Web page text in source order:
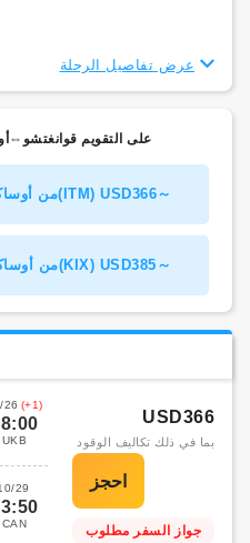
عرض تفاصيل الرحلة
على التقويم
Guangzhou Baiyun من أوساكا(ITM) USD366～
Guangzhou Baiyun من أوساكا(KIX) USD385～
26 (+1)
UKB
29
CAN
USD366
بما في ذلك تكاليف الوقود
جواز السفر مطلوب